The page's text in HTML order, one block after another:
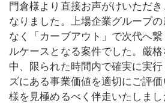
門倉様より直接お声がけいただ
なりました。上場企業グループ
なく「カーブアウト」で次代へ
ルケースとなる案件でした。厳
中、限られた時間内で確実に実
ズにある事業価値を適切にご評
様を見極めるべく伴走いたしま